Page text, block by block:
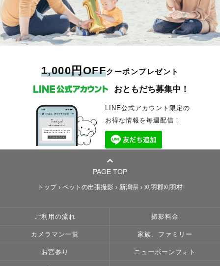
1,000円OFFクーポンプレゼント
おともだち募集中！
LINE公式アカウント限定の
お得な情報を毎週配信！
PAGE TOP
トップ › ペットの出張撮影 › 新潟県 › 刈羽郡刈羽村
ご利用の流れ 撮影料金
カメラマン一覧 家族、ファミリー
お宮参り ニューボーンフォト